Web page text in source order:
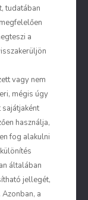
tudatában
a
vagy nem
mégis úgy
használja,
fog alakulni
általában
jellegét,
a